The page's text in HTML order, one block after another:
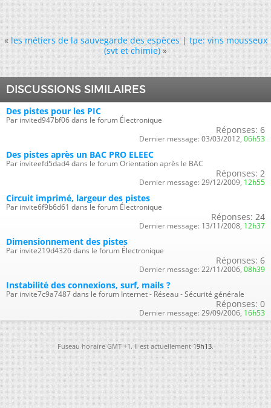
« les métiers de la sauvegarde des espèces|tpe: vins mousseux
(svt et chimie) »
DISCUSSIONS SIMILAIRES
Des pistes pour les PIC
Par invited947bf06 dans le forum Électronique
Réponses: 6
Dernier message: 03/03/2012, 06h53
Des pistes après un BAC PRO ELEEC
Par inviteefd5dad4 dans le forum Orientation après le BAC
Réponses: 2
Dernier message: 29/12/2009, 12h55
Circuit imprimé, largeur des pistes
Par invite6f9b6d61 dans le forum Électronique
Réponses: 24
Dernier message: 13/11/2008, 12h37
Dimensionnement des pistes
Par invite219d4326 dans le forum Électronique
Réponses: 6
Dernier message: 22/11/2006, 08h39
Instabilité des connexions, surf, mails ?
Par invite7c9a7487 dans le forum Internet - Réseau - Sécurité générale
Réponses: 0
Dernier message: 29/09/2006, 16h53
Fuseau horaire GMT +1. Il est actuellement19h13.